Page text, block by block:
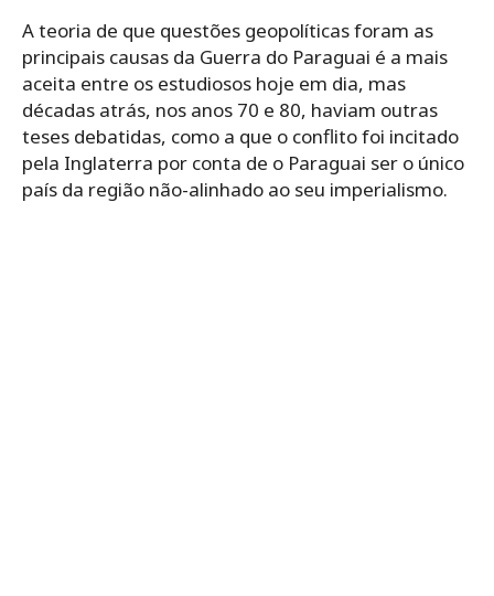
A teoria de que questões geopolíticas foram as
principais causas da Guerra do Paraguai é a mais
aceita entre os estudiosos hoje em dia, mas
décadas atrás, nos anos 70 e 80, haviam outras
teses debatidas, como a que o conflito foi incitado
pela Inglaterra por conta de o Paraguai ser o único
país da região não-alinhado ao seu imperialismo.